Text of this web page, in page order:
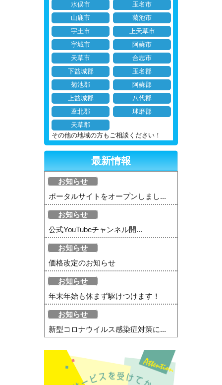
水俣市
玉名市
山鹿市
菊池市
宇土市
上天草市
宇城市
阿蘇市
天草市
合志市
下益城郡
玉名郡
菊池郡
阿蘇郡
上益城郡
八代郡
葦北郡
球磨郡
天草郡
その他の地域の方もご相談ください！
最新情報
お知らせ
ポータルサイトをオープンしまし...
お知らせ
公式YouTubeチャンネル開...
お知らせ
価格改定のお知らせ
お知らせ
年末年始も休まず駆けつけます！
お知らせ
新型コロナウイルス感染症対策に...